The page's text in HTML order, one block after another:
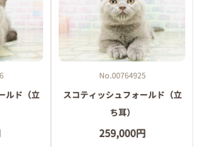
ルド（立
No.00764925
スコティッシュフォールド（立
ち耳）
259,000円